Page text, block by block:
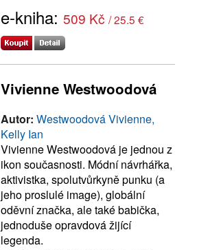
e-kniha: 509 Kč / 25.5 €
Vivienne Westwoodová
Autor: Westwoodová Vivienne,
Kelly Ian
Vivienne Westwoodová je jednou z
ikon současnosti. Módní návrhářka,
aktivistka, spolutvůrkyně punku (a
jeho proslulé image), globální
oděvní značka, ale také babička,
jednoduše opravdová žijící
legenda.